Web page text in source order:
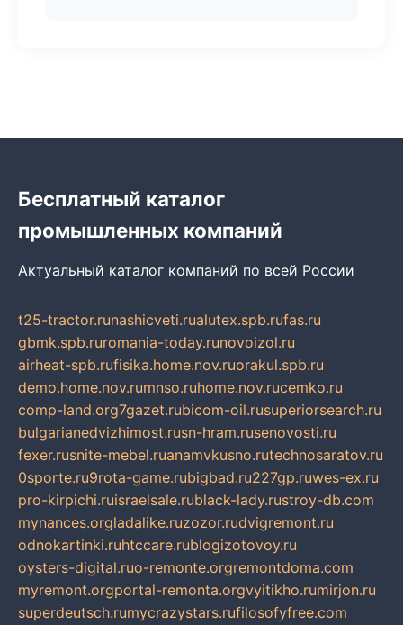
Бесплатный каталог
промышленных компаний
Актуальный каталог компаний по всей России
t25-tractor.runashicveti.rualutex.spb.rufas.ru
gbmk.spb.ruromania-today.runovoizol.ru
airheat-spb.rufisika.home.nov.ruorakul.spb.ru
demo.home.nov.rumnso.ruhome.nov.rucemko.ru
comp-land.org7gazet.rubicom-oil.rusuperiorsearch.ru
bulgarianedvizhimost.rusn-hram.rusenovosti.ru
fexer.rusnite-mebel.ruanamvkusno.rutechnosaratov.ru
0sporte.ru9rota-game.rubigbad.ru227gp.ruwes-ex.ru
pro-kirpichi.ruisraelsale.rublack-lady.rustroy-db.com
mynances.orgladalike.ruzozor.rudvigremont.ru
odnokartinki.ruhtccare.rublogizotovoy.ru
oysters-digital.ruo-remonte.orgremontdoma.com
myremont.orgportal-remonta.orgvyitikho.rumirjon.ru
superdeutsch.rumycrazystars.rufilosofyfree.com